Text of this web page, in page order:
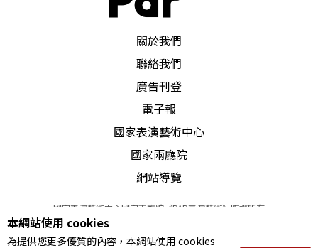
關於我們
聯絡我們
廣告刊登
電子報
國家表演藝術中心
國家兩廳院
網站導覽
國家表演藝術中心國家兩廳院《PAR表演藝術》版權所有
© 2022Performing arts redefined. All Rights Reserved
統一編號 Tax Id number 00973926
本網站使用 cookies
為提供您更多優質的內容，本網站使用 cookies